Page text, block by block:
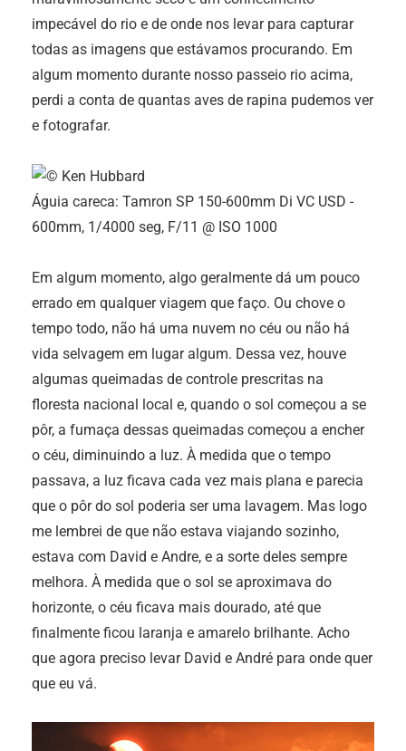
impecável do rio e de onde nos levar para capturar
todas as imagens que estávamos procurando. Em
algum momento durante nosso passeio rio acima,
perdi a conta de quantas aves de rapina pudemos ver
e fotografar.
Águia careca: Tamron SP 150-600mm Di VC USD -
600mm, 1/4000 seg, F/11 @ ISO 1000
Em algum momento, algo geralmente dá um pouco
errado em qualquer viagem que faço. Ou chove o
tempo todo, não há uma nuvem no céu ou não há
vida selvagem em lugar algum. Dessa vez, houve
algumas queimadas de controle prescritas na
floresta nacional local e, quando o sol começou a se
pôr, a fumaça dessas queimadas começou a encher
o céu, diminuindo a luz. À medida que o tempo
passava, a luz ficava cada vez mais plana e parecia
que o pôr do sol poderia ser uma lavagem. Mas logo
me lembrei de que não estava viajando sozinho,
estava com David e Andre, e a sorte deles sempre
melhora. À medida que o sol se aproximava do
horizonte, o céu ficava mais dourado, até que
finalmente ficou laranja e amarelo brilhante. Acho
que agora preciso levar David e André para onde quer
que eu vá.